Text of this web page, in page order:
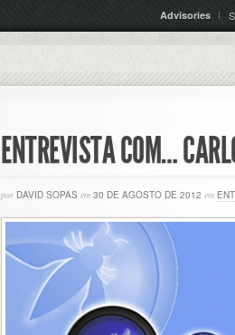
Advisories
ENTREVISTA COM…
por DAVID SOPAS em 30 DE AGOSTO DE 2012 em